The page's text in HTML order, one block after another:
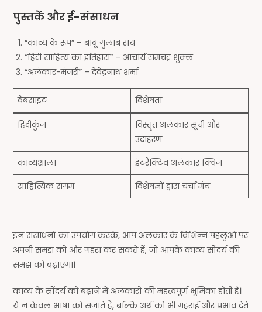
पुस्तकें और ई-संसाधन
“काव्य के रूप” – बाबू गुलाब राय
“हिंदी साहित्य का इतिहास” – आचार्य रामचंद्र शुक्ल
“अलंकार-मंजरी” – देवेंद्रनाथ शर्मा
वेबसाइट विशेषता
हिंदीकुंज
विस्तृत अलंकार सूची और
उदाहरण
काव्यशाला
इंटरैक्टिव अलंकार क्विज
साहित्यिक संगम
विशेषज्ञों द्वारा चर्चा मंच
इन संसाधनों का उपयोग करके, आप अलंकार के विभिन्न पहलुओं पर
अपनी समझ को और गहरा कर सकते हैं, जो आपके काव्य सौंदर्य की
समझ को बढ़ाएगा।
काव्य के सौंदर्य को बढ़ाने में अलंकारों की महत्वपूर्ण भूमिका होती है।
ये न केवल भाषा को सजाते हैं, बल्कि अर्थ को भी गहराई और प्रभाव देते